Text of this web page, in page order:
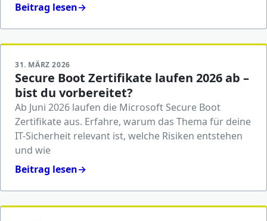
Beitrag lesen→
31. MÄRZ 2026
Secure Boot Zertifikate laufen 2026 ab –
bist du vorbereitet?
Ab Juni 2026 laufen die Microsoft Secure Boot
Zertifikate aus. Erfahre, warum das Thema für deine
IT-Sicherheit relevant ist, welche Risiken entstehen
und wie
Beitrag lesen→